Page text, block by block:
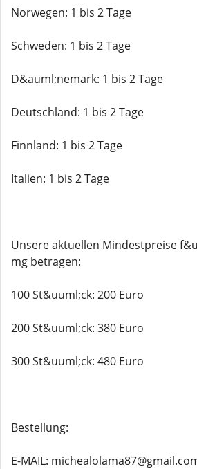
Norwegen: 1 bis 2 Tage
Schweden: 1 bis 2 Tage
D&auml;nemark: 1 bis 2 Tage
Deutschland: 1 bis 2 Tage
Finnland: 1 bis 2 Tage
Italien: 1 bis 2 Tage
Unsere aktuellen Mindestpreise
mg betragen:
100 St&uuml;ck: 200 Euro
200 St&uuml;ck: 380 Euro
300 St&uuml;ck: 480 Euro
Bestellung:
E-MAIL: